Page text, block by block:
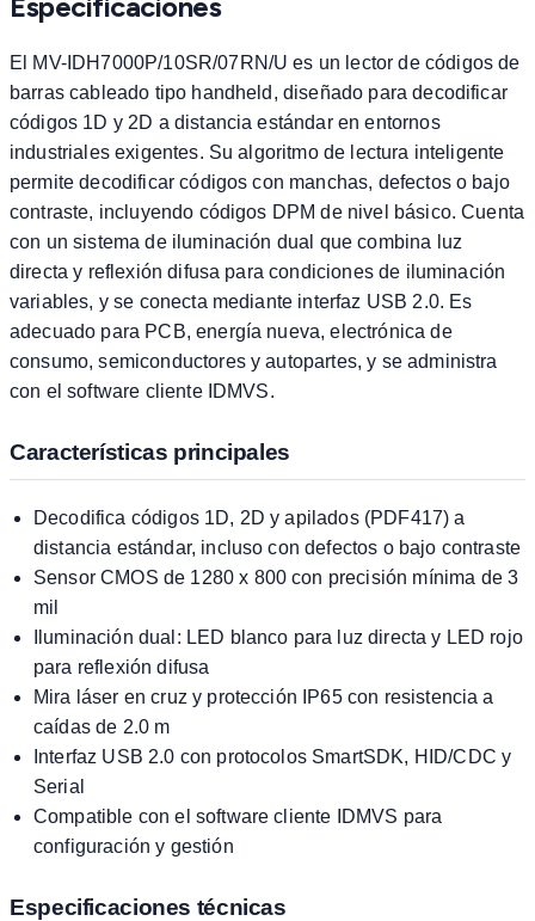
Especificaciones
El MV-IDH7000P/10SR/07RN/U es un lector de códigos de
barras cableado tipo handheld, diseñado para decodificar
códigos 1D y 2D a distancia estándar en entornos
industriales exigentes. Su algoritmo de lectura inteligente
permite decodificar códigos con manchas, defectos o bajo
contraste, incluyendo códigos DPM de nivel básico. Cuenta
con un sistema de iluminación dual que combina luz
directa y reflexión difusa para condiciones de iluminación
variables, y se conecta mediante interfaz USB 2.0. Es
adecuado para PCB, energía nueva, electrónica de
consumo, semiconductores y autopartes, y se administra
con el software cliente IDMVS.
Características principales
Decodifica códigos 1D, 2D y apilados (PDF417) a
distancia estándar, incluso con defectos o bajo contraste
Sensor CMOS de 1280 x 800 con precisión mínima de 3
mil
Iluminación dual: LED blanco para luz directa y LED rojo
para reflexión difusa
Mira láser en cruz y protección IP65 con resistencia a
caídas de 2.0 m
Interfaz USB 2.0 con protocolos SmartSDK, HID/CDC y
Serial
Compatible con el software cliente IDMVS para
configuración y gestión
Especificaciones técnicas